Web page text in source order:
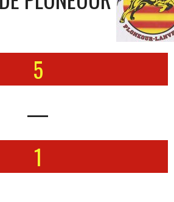
5
—
1